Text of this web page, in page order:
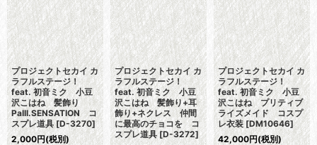
プロジェクトセカイ カ
ラフルステージ！
feat. 初音ミク 小豆
沢こはね 髪飾り
PaIII.SENSATION コ
スプレ道具 [D-3270]
2,000円(税別)
プロジェクトセカイ カ
ラフルステージ！
feat. 初音ミク 小豆
沢こはね 髪飾り+耳
飾り+ネクレス 仲間
に最高のチョコを コ
スプレ道具 [D-3272]
プロジェクトセカイ カ
ラフルステージ！
feat. 初音ミク 小豆
沢こはね プリティブ
ライズメイド コスプ
レ衣装 [DM10646]
42,000円(税別)